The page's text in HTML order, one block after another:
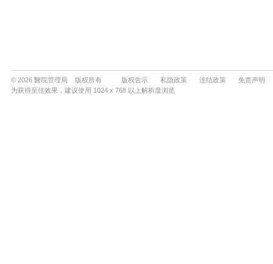
© 2026 醫院管理局 版权所有 版权告示 私隐政策 连结政策
免责声明
为获得至佳效果，建议使用 1024 x 768 以上解析度浏览